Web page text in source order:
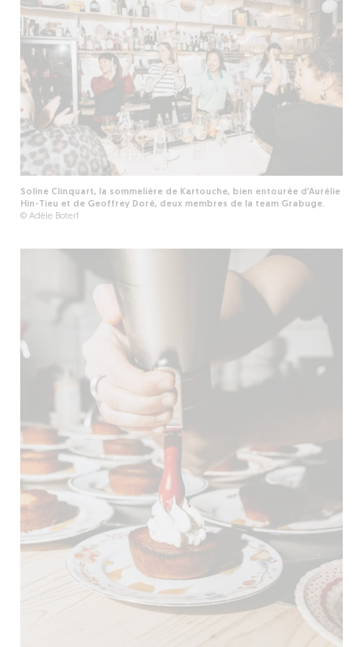
Soline Clinquart, la sommelière de Kartouche, bien entourée d’Aurélie
Hin-Tieu et de Geoffrey Doré, deux membres de la team Grabuge.
© Adèle Boterf